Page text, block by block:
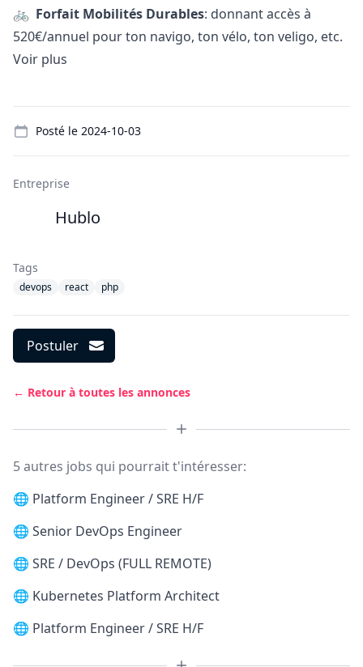
🚲 Forfait Mobilités Durables: donnant accès à
520€/annuel pour ton navigo, ton vélo, ton veligo, etc.
Voir plus
Posté le 2024-10-03
Entreprise
Hublo
Tags
devops react php
Postuler
← Retour à toutes les annonces
5 autres jobs qui pourrait t'intéresser:
🌐 Platform Engineer / SRE H/F
🌐 Senior DevOps Engineer
🌐 SRE / DevOps (FULL REMOTE)
🌐 Kubernetes Platform Architect
🌐 Platform Engineer / SRE H/F